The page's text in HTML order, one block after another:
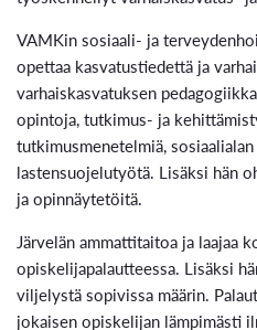
VAMKin sosiaali- ja
opettaa kasvatustiedettä ja
varhaiskasvatuksen
opintoja, tutkimus- ja
tutkimusmenetelmiä,
lastensuojelutyötä. Lisäksi hän
ja opinnäytetöitä.
Järvelän ammattitaitoa ja laajaa
opiskelijapalautteessa. Lisäksi
viljelystä sopivissa määrin.
jokaisen opiskelijan lämpimästi